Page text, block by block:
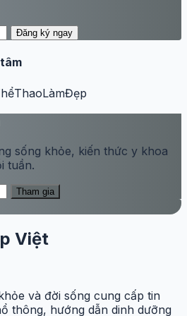
Đăng ký ngay
LàmĐẹp
sống khỏe, kiến thức y khoa
tuần.
Tham gia
Việt
và đời sống cung cấp tin
thông, hướng dẫn dinh dưỡng